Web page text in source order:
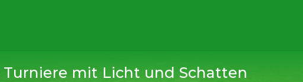
Turniere mit Licht und Schatten